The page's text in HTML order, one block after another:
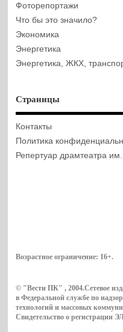
Фоторепортажи
Что бы это значило?
Экономика
Энергетика
Энергетика, ЖКХ,
Страницы
Контакты
Политика
Репертуар драмтеатра
Возрастное ограничение: 16+.
© "Вести ПК" , 2004.Сетевое
в Федеральной службе по
технологий и массовых
Свидетельство о регистрации